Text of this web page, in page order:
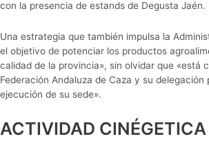
con la presencia de estands de Degusta Jaén.
Una estrategia que también impulsa la
el objetivo de potenciar los productos
calidad de la provincia», sin olvidar que «está
Federación Andaluza de Caza y su delegación
ejecución de su sede».
ACTIVIDAD CINÉGETICA